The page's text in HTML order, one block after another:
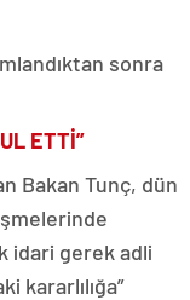
sonra
ETTİ”
Bakan Tunç, dün
idari gerek adli
kararlılığa”